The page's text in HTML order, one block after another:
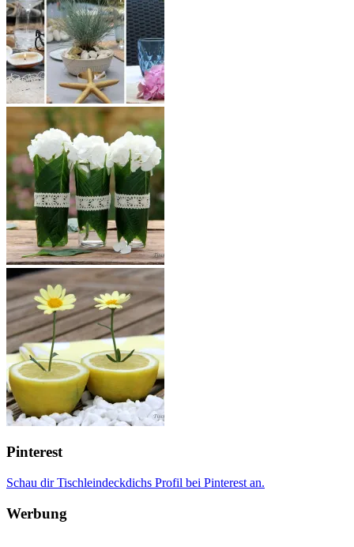
Pinterest
Schau dir Tischleindeckdichs Profil bei Pinterest an.
Werbung